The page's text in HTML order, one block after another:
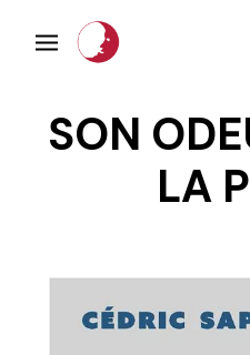
SON
LA